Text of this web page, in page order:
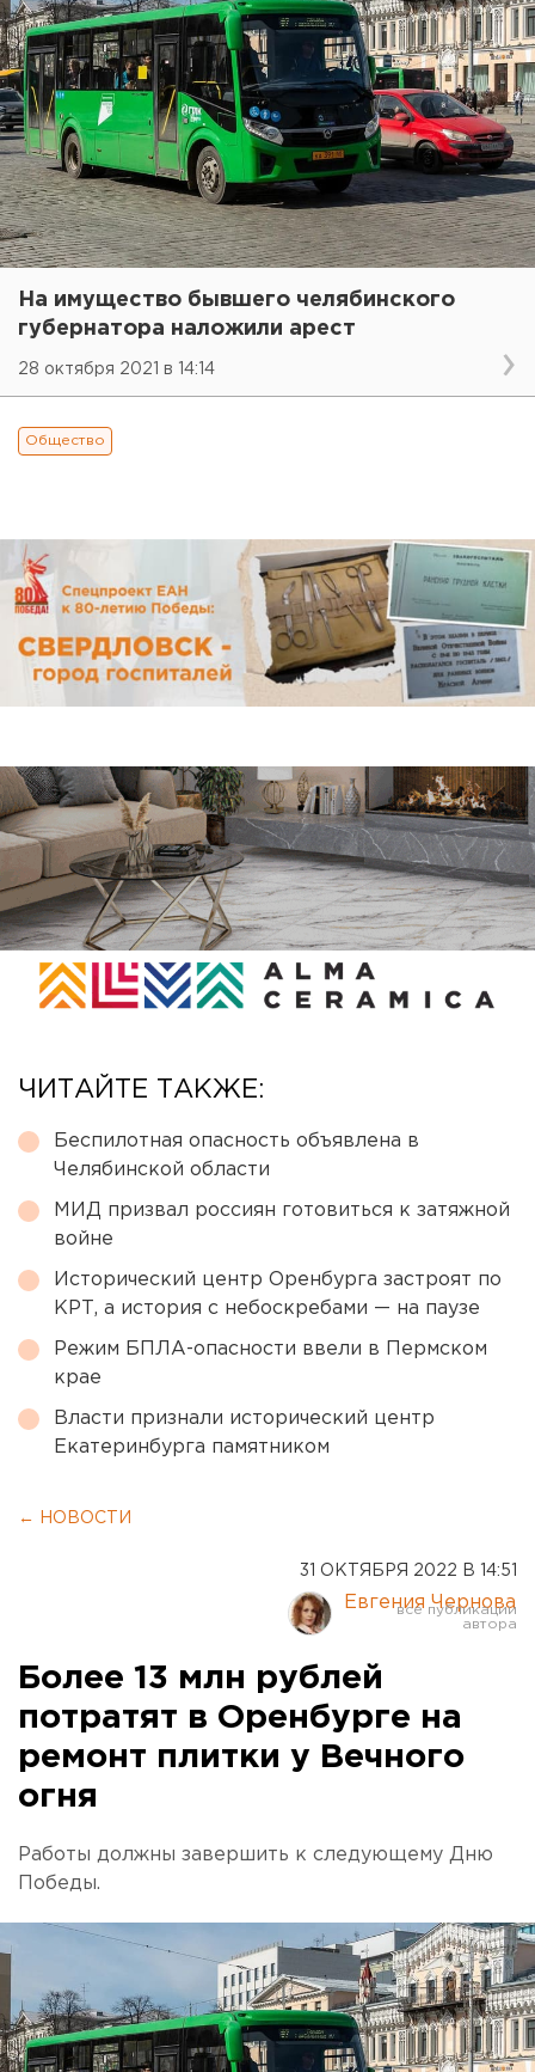
На имущество бывшего челябинского
губернатора наложили арест
28 октября 2021 в 14:14
Общество
ЧИТАЙТЕ ТАКЖЕ:
Беспилотная опасность объявлена в
Челябинской области
МИД призвал россиян готовиться к затяжной
войне
Исторический центр Оренбурга застроят по
КРТ, а история с небоскребами — на паузе
Режим БПЛА-опасности ввели в Пермском
крае
Власти признали исторический центр
Екатеринбурга памятником
← НОВОСТИ
31 ОКТЯБРЯ 2022 В 14:51
Евгения Чернова
Более 13 млн рублей
потратят в Оренбурге на
ремонт плитки у Вечного
огня
Работы должны завершить к следующему Дню
Победы.